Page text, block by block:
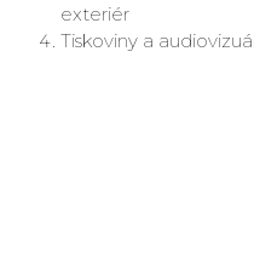
exteriér
Tiskoviny a